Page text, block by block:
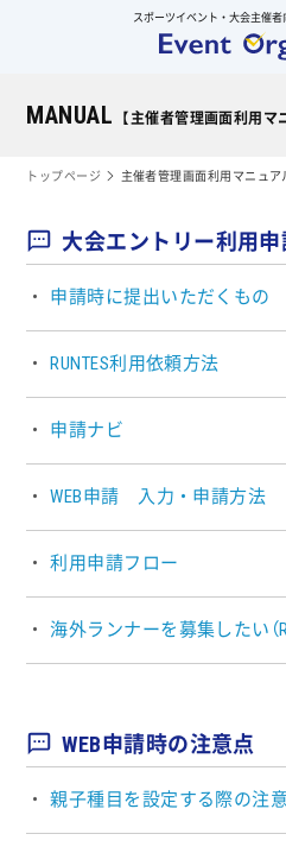
スポーツイベント・大会主催
MANUAL 【主催者管理画面利用マ
トップページ 主催者管理画面利用マニュア
大会エントリー利用申
申請時に提出いただくもの
RUNTES利用依頼方法
申請ナビ
WEB申請 入力・申請方法
利用申請フロー
海外ランナーを募集したい（
WEB申請時の注意点
親子種目を設定する際の注